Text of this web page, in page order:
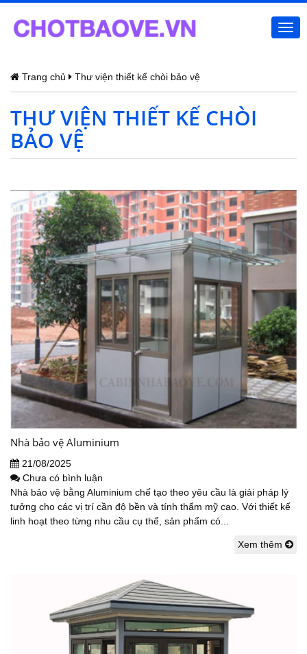
Trang chủ Thư viện thiết kế chòi bảo vệ
THƯ VIỆN THIẾT KẾ CHÒI
BẢO VỆ
Nhà bảo vệ Aluminium
21/08/2025
Chưa có bình luận
Nhà bảo vệ bằng Aluminium chế tạo theo yêu cầu là giải pháp lý
tưởng cho các vị trí cần độ bền và tính thẩm mỹ cao. Với thiết kế
linh hoạt theo từng nhu cầu cụ thể, sản phẩm có...
Xem thêm